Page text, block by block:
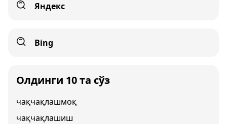
Яндекс
Bing
Олдинги 10 та сўз
чақчақлашмоқ
чақчақлашиш